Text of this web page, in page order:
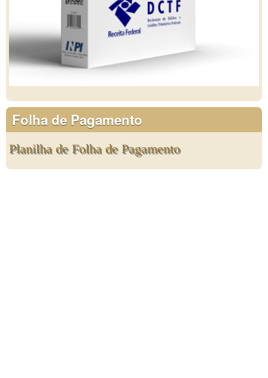
Folha de Pagamento
Planilha de Folha de Pagamento